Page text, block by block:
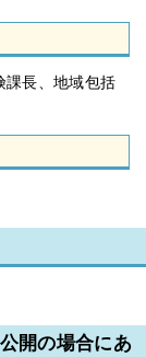
課長、地域包括
開の場合にあ